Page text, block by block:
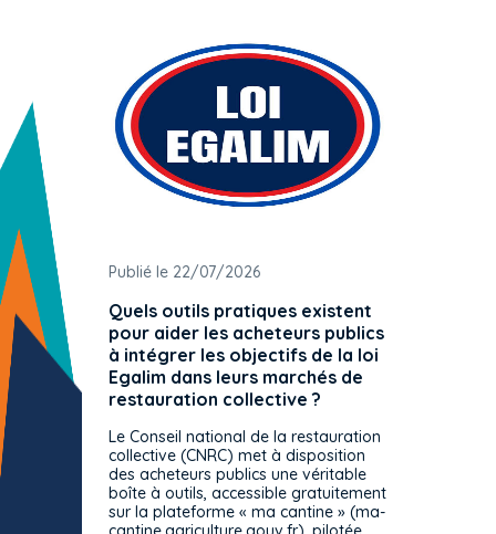
Publié le 22/07/2026
Quels outils pratiques existent
pour aider les acheteurs publics
à intégrer les objectifs de la loi
Egalim dans leurs marchés de
restauration collective ?
Le Conseil national de la restauration
collective (CNRC) met à disposition
des acheteurs publics une véritable
boîte à outils, accessible gratuitement
sur la plateforme « ma cantine » (ma-